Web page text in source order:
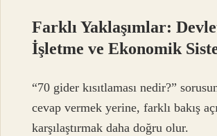
Farklı Yaklaşımlar:
İşletme ve Ekonomik
“70 gider kısıtlaması nedir?”
cevap vermek yerine, farklı bakış
karşılaştırmak daha doğru olur.